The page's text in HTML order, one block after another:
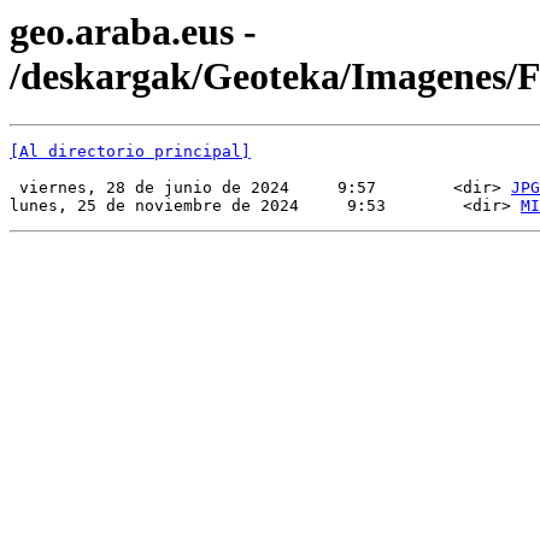
geo.araba.eus -
/deskargak/Geoteka/Imagenes/
[Al directorio principal]
viernes, 28 de junio de 2024     9:57        <dir> JPG
lunes, 25 de noviembre de 2024     9:53        <dir>